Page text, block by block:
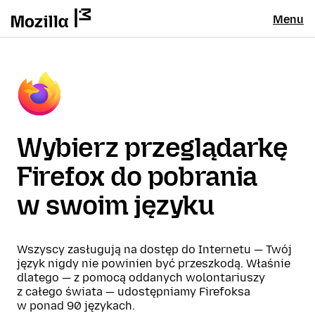
Menu
Wybierz przeglądarkę
Firefox do pobrania
w swoim języku
Wszyscy zasługują na dostęp do Internetu — Twój
język nigdy nie powinien być przeszkodą. Właśnie
dlatego — z pomocą oddanych wolontariuszy
z całego świata — udostępniamy Firefoksa
w ponad 90 językach.